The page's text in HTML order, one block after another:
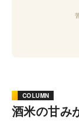
COLUMN
酒米の甘み